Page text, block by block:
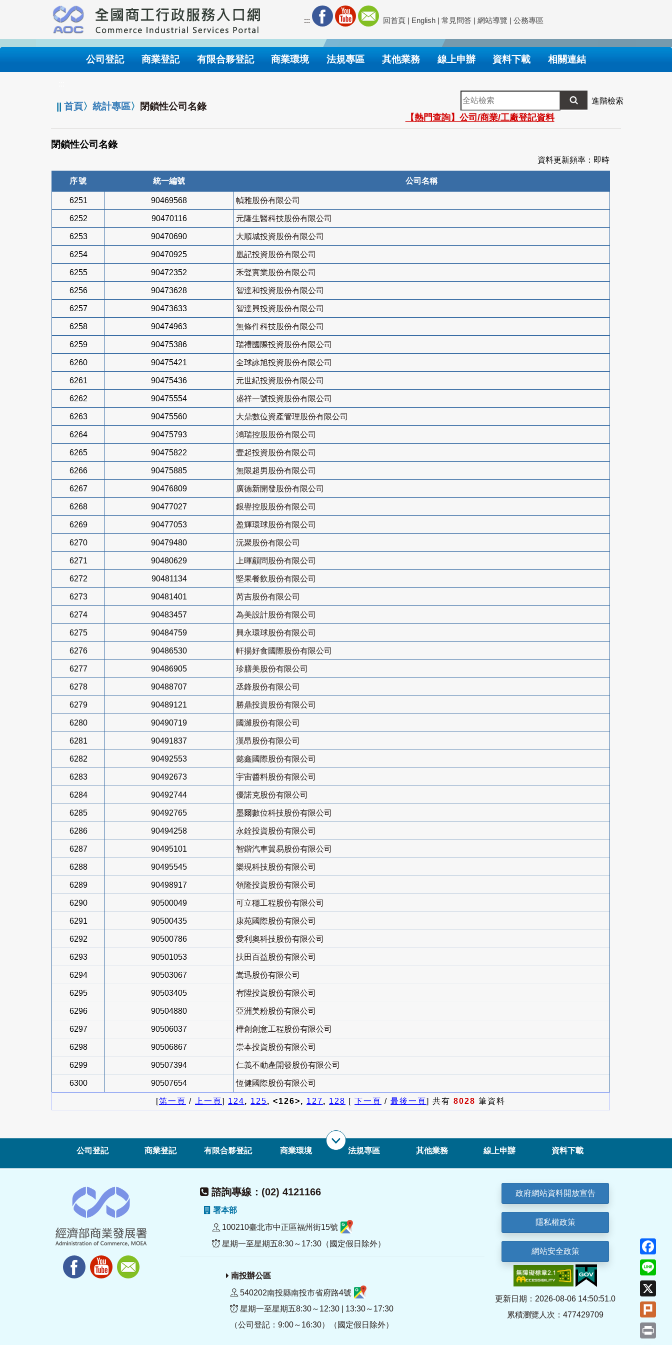
要
內
::: 回首頁 | English | 常見問答 | 網站導覽 | 公務專區
公司登記 商業登記 有限合夥登記 商業環境 法規專區 其他業務 線上申辦 資料下載 相關連結
||首頁〉統計專區〉 閉鎖性公司名錄
全
站
檢
索
進階檢索
【熱門查詢】公司/商業/工廠登記資料
閉鎖性公司名錄
資料更新頻率：即時
序號 統一編號 公司名稱
6251 90469568 幀雅股份有限公司
6252 90470116 元隆生醫科技股份有限公司
6253 90470690 大順城投資股份有限公司
6254 90470925 凰記投資股份有限公司
6255 90472352 禾聲實業股份有限公司
6256 90473628 智達和投資股份有限公司
6257 90473633 智達興投資股份有限公司
6258 90474963 無條件科技股份有限公司
6259 90475386 瑞禮國際投資股份有限公司
6260 90475421 全球詠旭投資股份有限公司
6261 90475436 元世紀投資股份有限公司
6262 90475554 盛祥一號投資股份有限公司
6263 90475560 大鼎數位資產管理股份有限公司
6264 90475793 鴻瑞控股股份有限公司
6265 90475822 壹起投資股份有限公司
6266 90475885 無限超男股份有限公司
6267 90476809 廣德新開發股份有限公司
6268 90477027 銀譽控股股份有限公司
6269 90477053 盈輝環球股份有限公司
6270 90479480 沅聚股份有限公司
6271 90480629 上暉顧問股份有限公司
6272 90481134 堅果餐飲股份有限公司
6273 90481401 芮吉股份有限公司
6274 90483457 為美設計股份有限公司
6275 90484759 興永環球股份有限公司
6276 90486530 軒揚好食國際股份有限公司
6277 90486905 珍膳美股份有限公司
6278 90488707 丞鋒股份有限公司
6279 90489121 勝鼎投資股份有限公司
6280 90490719 國濰股份有限公司
6281 90491837 漢昂股份有限公司
6282 90492553 懿鑫國際股份有限公司
6283 90492673 宇宙醬料股份有限公司
6284 90492744 優諾克股份有限公司
6285 90492765 墨爾數位科技股份有限公司
6286 90494258 永銓投資股份有限公司
6287 90495101 智鍇汽車貿易股份有限公司
6288 90495545 樂現科技股份有限公司
6289 90498917 領隆投資股份有限公司
6290 90500049 可立穩工程股份有限公司
6291 90500435 康苑國際股份有限公司
6292 90500786 愛利奧科技股份有限公司
6293 90501053 扶田百益股份有限公司
6294 90503067 嵩迅股份有限公司
6295 90503405 宥陞投資股份有限公司
6296 90504880 亞洲美粉股份有限公司
6297 90506037 樺創創意工程股份有限公司
6298 90506867 崇本投資股份有限公司
6299 90507394 仁義不動產開發股份有限公司
6300 90507654 恆健國際股份有限公司
[第一頁 / 上一頁] 124, 125, <126>, 127, 128 [ 下一頁 / 最後一頁] 共有 8028 筆資料
公司登記 商業登記 有限合夥登記 商業環境 法規專區 其他業務 線上申辦 資料下載
諮詢專線：(02) 4121166
署本部
100210臺北市中正區福州街15號
星期一至星期五8:30～17:30（國定假日除外）
南投辦公區
540202南投縣南投市省府路4號
星期一至星期五8:30～12:30 | 13:30～17:30
（公司登記：9:00～16:30）（國定假日除外）
政府網站資料開放宣告
隱私權政策
網站安全政策
更新日期：2026-08-06 14:50:51.0
累積瀏覽人次：477429709